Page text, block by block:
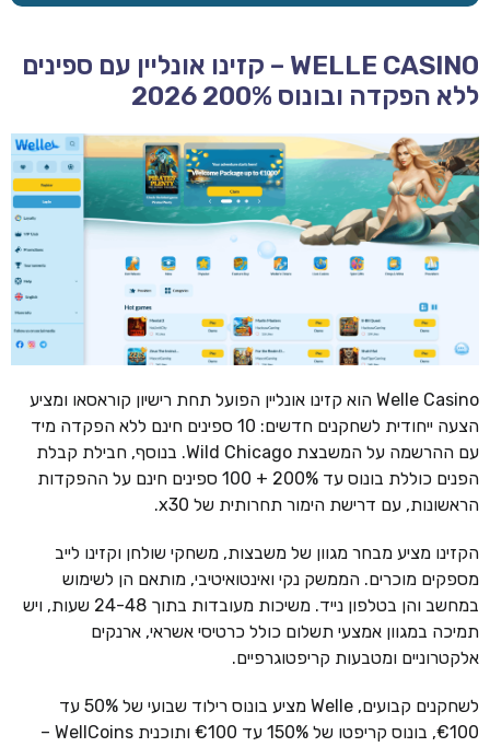
WELLE CASINO – קזינו אונליין עם ספינים
ללא הפקדה ובונוס 200% 2026
Welle Casino הוא קזינו אונליין הפועל תחת רישיון קוראסאו ומציע
הצעה ייחודית לשחקנים חדשים: 10 ספינים חינם ללא הפקדה מיד
עם ההרשמה על המשבצת Wild Chicago. בנוסף, חבילת קבלת
הפנים כוללת בונוס עד 200% + 100 ספינים חינם על ההפקדות
הראשונות, עם דרישת הימור תחרותית של x30.
הקזינו מציע מבחר מגוון של משבצות, משחקי שולחן וקזינו לייב
מספקים מוכרים. הממשק נקי ואינטואיטיבי, מותאם הן לשימוש
במחשב והן בטלפון נייד. משיכות מעובדות בתוך 24-48 שעות, ויש
תמיכה במגוון אמצעי תשלום כולל כרטיסי אשראי, ארנקים
אלקטרוניים ומטבעות קריפטוגרפיים.
לשחקנים קבועים, Welle מציע בונוס רילוד שבועי של 50% עד
€100, בונוס קריפטו של 150% עד €100 ותוכנית WellCoins –